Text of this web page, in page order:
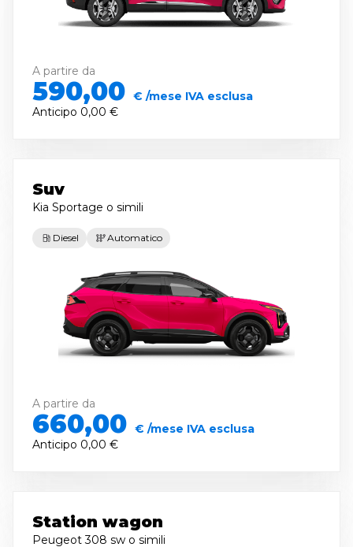
A partire da
590,00 € /mese IVA esclusa
Anticipo 0,00 €
Suv
Kia Sportage o simili
Diesel Automatico
A partire da
660,00 € /mese IVA esclusa
Anticipo 0,00 €
Station wagon
Peugeot 308 sw o simili